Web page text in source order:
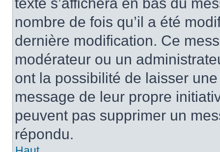
nombre de fois qu’il a été
dernière modification. Ce
modérateur ou un
ont la possibilité de laisser
message de leur propre
peuvent pas supprimer un
répondu.